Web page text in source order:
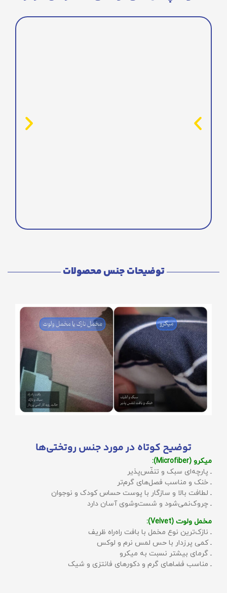
توضیحات جنس محصولات
توضیح کوتاه در مورد جنس روتختی‌ها
میکرو (Microfiber):
ـ پارچه‌ای سبک و تنفّس‌پذیر
ـ خنک و مناسب فصل‌های گرم‌تر
ـ لطافت بالا و سازگار با پوست حساس کودک و نوجوان
ـ چروک‌نمی‌شود و شست‌وشوی آسان دارد
مخمل ولوت (Velvet):
ـ نازک‌ترین نوع مخمل با بافت راه‌راه ظریف
ـ کمی پرزدار با حس لمس نرم و لوکس
ـ گرمای بیشتر نسبت به میکرو
ـ مناسب فضاهای گرم و دکورهای فانتزی و شیک